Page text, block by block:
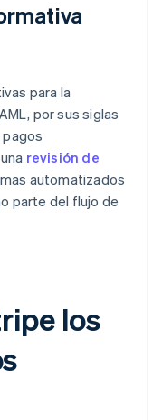
para la
por sus siglas
pagos
revisión de
automatizados
parte del flujo de
los